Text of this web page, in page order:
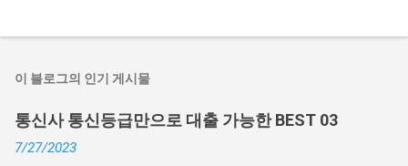
이 블로그의 인기 게시물
통신사 통신등급만으로 대출 가능한 BEST 03
7/27/2023